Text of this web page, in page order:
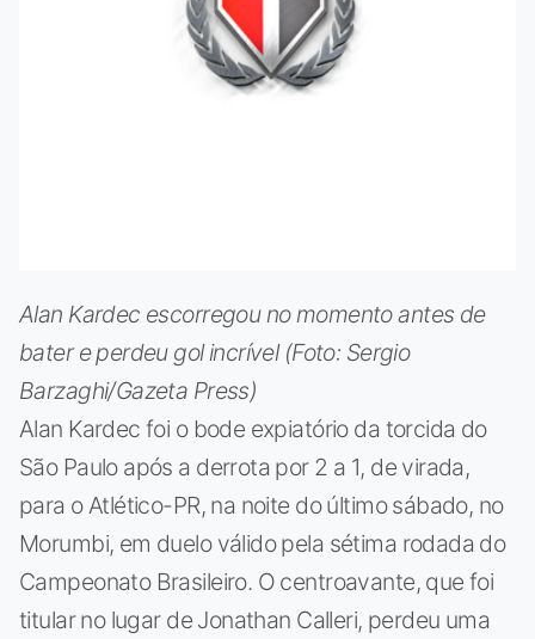
Alan Kardec escorregou no momento antes de
bater e perdeu gol incrível (Foto: Sergio
Barzaghi/Gazeta Press)
Alan Kardec foi o bode expiatório da torcida do
São Paulo após a derrota por 2 a 1, de virada,
para o Atlético-PR, na noite do último sábado, no
Morumbi, em duelo válido pela sétima rodada do
Campeonato Brasileiro. O centroavante, que foi
titular no lugar de Jonathan Calleri, perdeu uma